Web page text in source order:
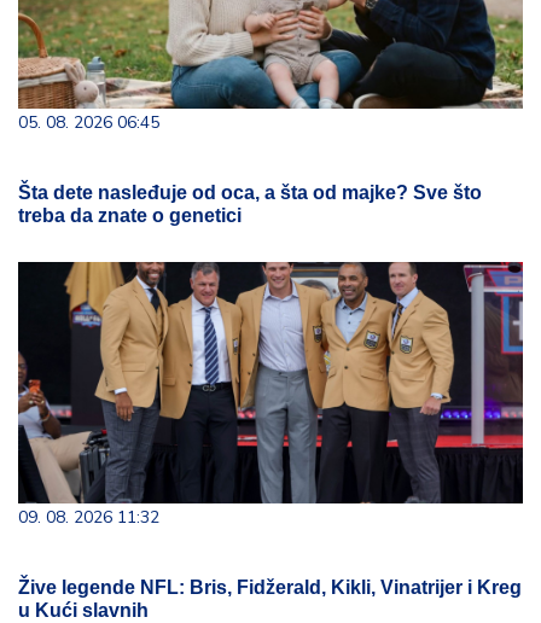
05. 08. 2026 06:45
Šta dete nasleđuje od oca, a šta od majke? Sve što
treba da znate o genetici
09. 08. 2026 11:32
Žive legende NFL: Bris, Fidžerald, Kikli, Vinatrijer i Kreg
u Kući slavnih